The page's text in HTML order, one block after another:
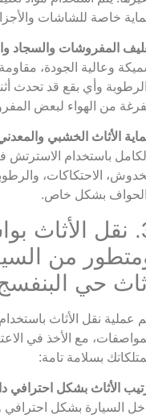
خاصة للشاشات
المفروشات والسجاد
وعالية الجودة، مقاومة
وأي بقع قد تحدث
من الهواء لبعض
الأثاث الخشبي
باستخدام الاسترتش
الاحتكاكات،
بشكل خاص.
3. نقل
من
حي
عملية نقل الأثاث
مع الأخذ في
بسلامة تامة:
الأثاث بشكل احترافي
السيارة بشكل احترافي